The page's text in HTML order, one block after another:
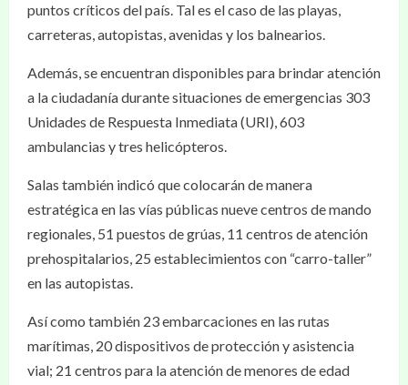
puntos críticos del país. Tal es el caso de las playas,
carreteras, autopistas, avenidas y los balnearios.
Además, se encuentran disponibles para brindar atención
a la ciudadanía durante situaciones de emergencias 303
Unidades de Respuesta Inmediata (URI), 603
ambulancias y tres helicópteros.
Salas también indicó que colocarán de manera
estratégica en las vías públicas nueve centros de mando
regionales, 51 puestos de grúas, 11 centros de atención
prehospitalarios, 25 establecimientos con “carro-taller”
en las autopistas.
Así como también 23 embarcaciones en las rutas
marítimas, 20 dispositivos de protección y asistencia
vial; 21 centros para la atención de menores de edad